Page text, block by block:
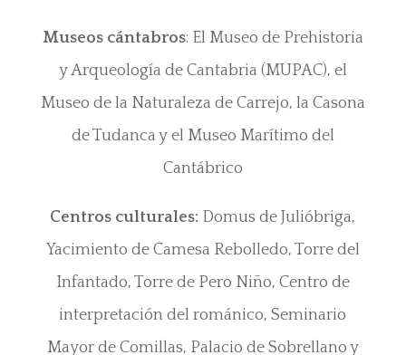
Museos cántabros: El Museo de Prehistoria
y Arqueología de Cantabria (MUPAC), el
Museo de la Naturaleza de Carrejo, la Casona
de Tudanca y el Museo Marítimo del
Cantábrico
Centros culturales: Domus de Julióbriga,
Yacimiento de Camesa Rebolledo, Torre del
Infantado, Torre de Pero Niño, Centro de
interpretación del románico, Seminario
Mayor de Comillas, Palacio de Sobrellano y